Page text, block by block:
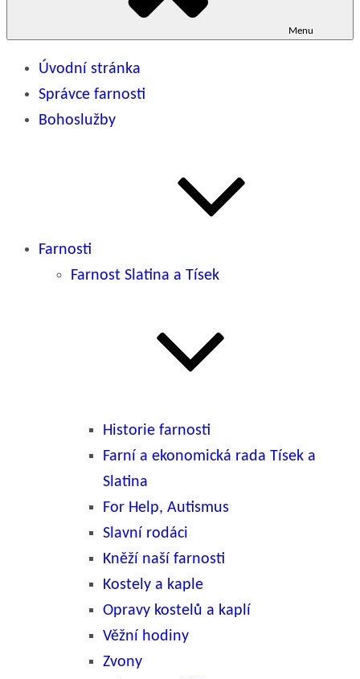
Menu
Úvodní stránka
Správce farnosti
Bohoslužby
Farnosti
Farnost Slatina a Tísek
Historie farnosti
Farní a ekonomická rada Tísek a
Slatina
For Help, Autismus
Slavní rodáci
Kněží naší farnosti
Kostely a kaple
Opravy kostelů a kaplí
Věžní hodiny
Zvony